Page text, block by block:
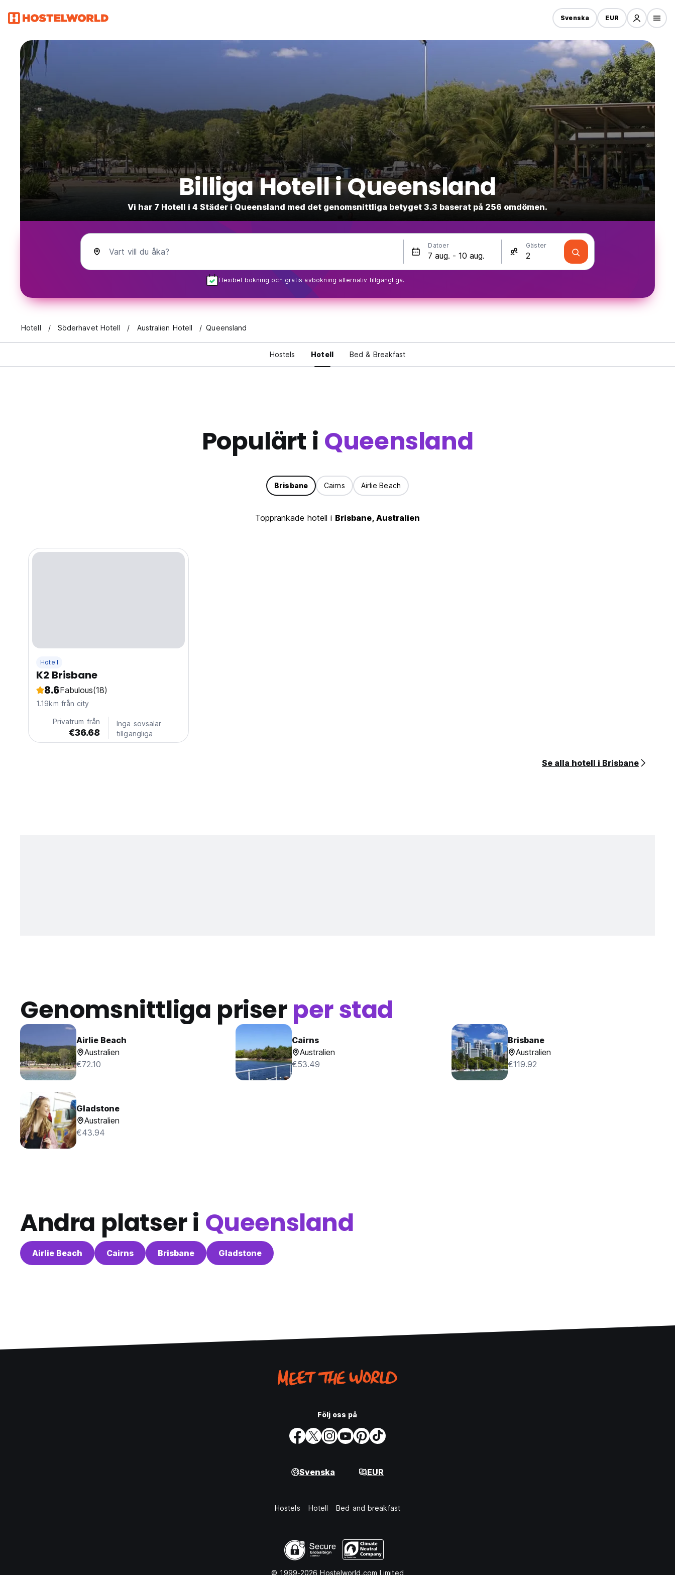
Svenska EUR
Billiga Hotell i Queensland
Vi har 7 Hotell i 4 Städer i Queensland med det genomsnittliga betyget 3.3 baserat på 256 omdömen.
Vart vill du åka?
Datoer Gäster
Flexibel bokning och gratis avbokning alternativ tillgängliga.
Hotell Söderhavet Hotell Australien Hotell Queensland
Hostels Hotell Bed & Breakfast
Populärt i Queensland
Brisbane Cairns Airlie Beach
Topprankade hotell i Brisbane, Australien
Hotell
K2 Brisbane
8.6Fabulous(18)
1.19km från city
Privatrum från
€36.68
Inga sovsalar
tillgängliga
Se alla hotell i Brisbane
Genomsnittliga priserper stad
Airlie Beach
Australien
€72.10
Cairns
Australien
€53.49
Brisbane
Australien
€119.92
Gladstone
Australien
€43.94
Andra platser i Queensland
Airlie Beach Cairns Brisbane Gladstone
Följ oss på
Svenska EUR
Hostels Hotell Bed and breakfast
© 1999-2026 Hostelworld.com Limited